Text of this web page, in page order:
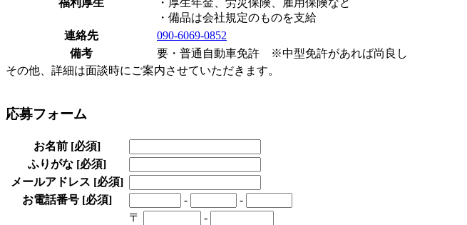
福利厚生
・厚生年金、労災保険、雇用保険など
・備品は会社規定のものを支給
連絡先
090-6069-0852
備考
要・普通自動車免許 ※中型免許があれば尚良し
その他、詳細は面談時にご案内させていただきます。
応募フォーム
お名前 [必須]
ふりがな [必須]
メールアドレス [必須]
お電話番号 [必須] - -
〒
-